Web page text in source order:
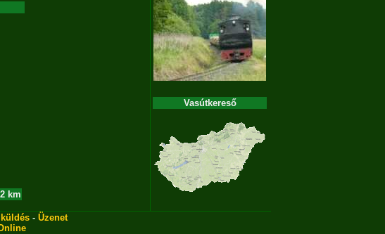
km
Vasútkereső
- Üzenet